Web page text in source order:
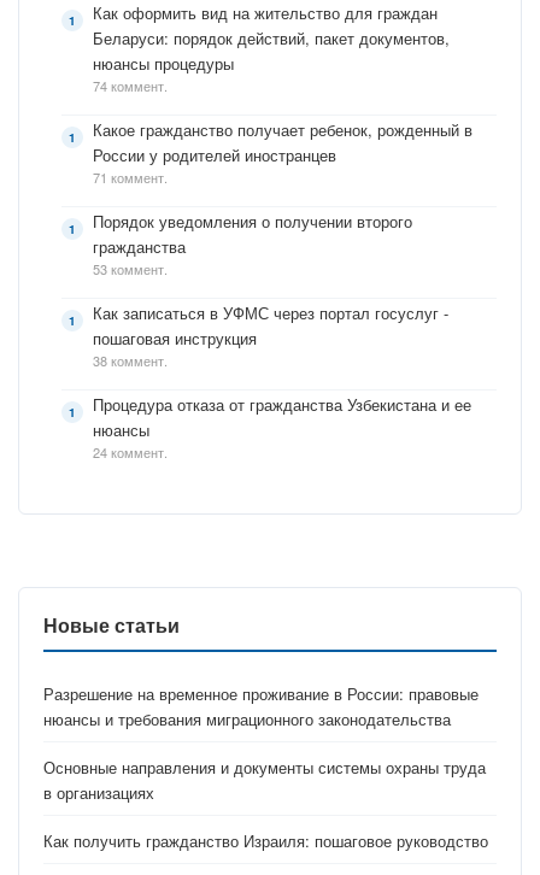
Как оформить вид на жительство для граждан
Беларуси: порядок действий, пакет документов,
нюансы процедуры
74 коммент.
Какое гражданство получает ребенок, рожденный в
России у родителей иностранцев
71 коммент.
Порядок уведомления о получении второго
гражданства
53 коммент.
Как записаться в УФМС через портал госуслуг -
пошаговая инструкция
38 коммент.
Процедура отказа от гражданства Узбекистана и ее
нюансы
24 коммент.
Новые статьи
Разрешение на временное проживание в России: правовые
нюансы и требования миграционного законодательства
Основные направления и документы системы охраны труда
в организациях
Как получить гражданство Израиля: пошаговое руководство